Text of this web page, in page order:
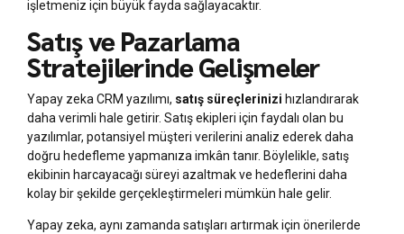
işletmeniz için büyük fayda sağlayacaktır.
Satış ve Pazarlama
Stratejilerinde Gelişmeler
Yapay zeka CRM yazılımı, satış süreçlerinizi hızlandırarak
daha verimli hale getirir. Satış ekipleri için faydalı olan bu
yazılımlar, potansiyel müşteri verilerini analiz ederek daha
doğru hedefleme yapmanıza imkân tanır. Böylelikle, satış
ekibinin harcayacağı süreyi azaltmak ve hedeflerini daha
kolay bir şekilde gerçekleştirmeleri mümkün hale gelir.
Yapay zeka, aynı zamanda satışları artırmak için önerilerde